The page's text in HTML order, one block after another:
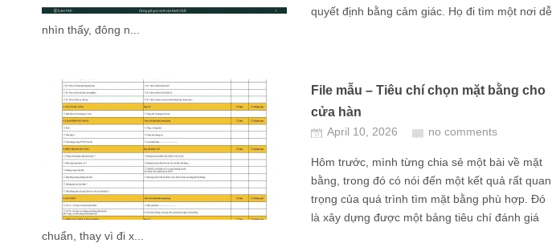
quyết định bằng cảm giác. Họ đi tìm một nơi dễ
nhìn thấy, đông n...
File mẫu – Tiêu chí chọn mặt bằng cho
cửa hàn
April 10, 2026 no comments
Hôm trước, mình từng chia sẻ một bài về mặt
bằng, trong đó có nói đến một kết quả rất quan
trọng của quá trình tìm mặt bằng phù hợp. Đó
là xây dựng được một bảng tiêu chí đánh giá
chuẩn, thay vì đi x...